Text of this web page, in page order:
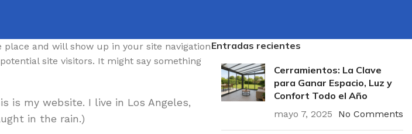
and will show up in your site navigation
site visitors. It might say something
is my website. I live in Los Angeles,
in the rain.)
Entradas recientes
Cerramientos: La Clave
para Ganar Espacio, Luz y
Confort Todo el Año
mayo 7, 2025 No Comments